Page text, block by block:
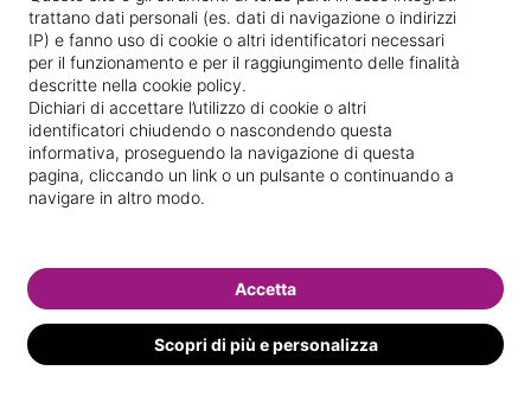
Specializzata inMassaggi del
benessere
Vedi le informazioni di GAETANA
trattano dati personali (es. dati di navigazione o indirizzi
IP) e fanno uso di cookie o altri identificatori necessari
per il funzionamento e per il raggiungimento delle finalità
descritte nella cookie policy.
Dichiari di accettare l’utilizzo di cookie o altri
identificatori chiudendo o nascondendo questa
informativa, proseguendo la navigazione di questa
pagina, cliccando un link o un pulsante o continuando a
navigare in altro modo.
Scopri di più e personalizza
Accetta